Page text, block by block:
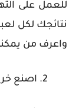
للعمل على
نتائجك لكل
واعرف من
2. اصنع خرائط ذهنية لمقاطع الفيديو الإنجليزية